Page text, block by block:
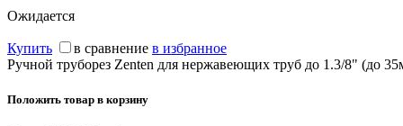
Ожидается
Купить в сравнение в избранное
Ручной труборез Zenten для нержавеющих труб до 1.3/8" (до
Положить товар в корзину